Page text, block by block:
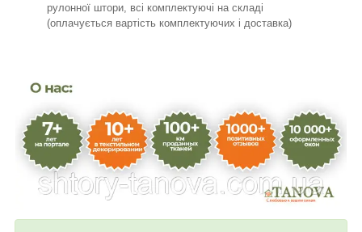
рулонної штори, всі комплектуючі на складі
(оплачується вартість комплектуючих і доставка)